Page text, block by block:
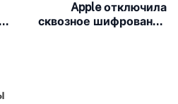
Apple отключила
сквозное шифрование